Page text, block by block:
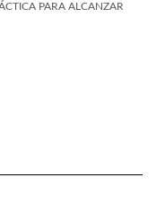
PARA ALCANZAR